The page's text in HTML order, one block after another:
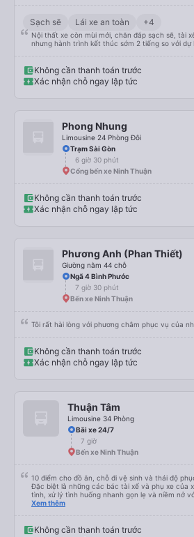
Sạch sẽ Lái xe an toàn +4
Nội thất xe còn mùi mới, chăn đắp sạch sẽ, tài
nhưng hành trình kết thúc sớm 2 tiếng so với dự
Không cần thanh toán trước
Xác nhận chỗ ngay lập tức
Phong Nhung
Limousine 24 Phòng Đôi
Trạm Sài Gòn
6 giờ 30 phút
Cổng bến xe Ninh Thuận
Không cần thanh toán trước
Xác nhận chỗ ngay lập tức
Phương Anh (Phan Thiết)
Giường nằm 44 chỗ
Ngã 4 Bình Phước
7 giờ 30 phút
Bến xe Ninh Thuận
Tôi rất hài lòng với phương châm phục vụ của
Không cần thanh toán trước
Xác nhận chỗ ngay lập tức
Thuận Tâm
Limousine 34 Phòng
Bãi xe 24/7
7 giờ
Bến xe Ninh Thuận
10 điểm cho đồ ăn, chỗ đi vệ sinh và thái độ
Đặc biệt là những các bác tài xế và phụ xe của
tình, xử lý tình huống nhanh gọn lẹ và niềm nở
không may. Mình đặt xe lúc 6:00 không may
Xem thêm
Không cần thanh toán trước